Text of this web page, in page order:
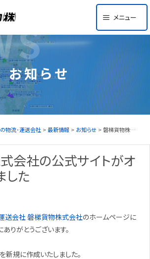
メニュー
お知らせ
物流･運送会社 >最新情報 > お知らせ > 磐梯貨物株式会社の公式サイトがオープン致しました
会社の公式サイトがオ
した
送会社 磐梯貨物株式会社のホームページに
りがとうございます。
新規に作成いたしました。